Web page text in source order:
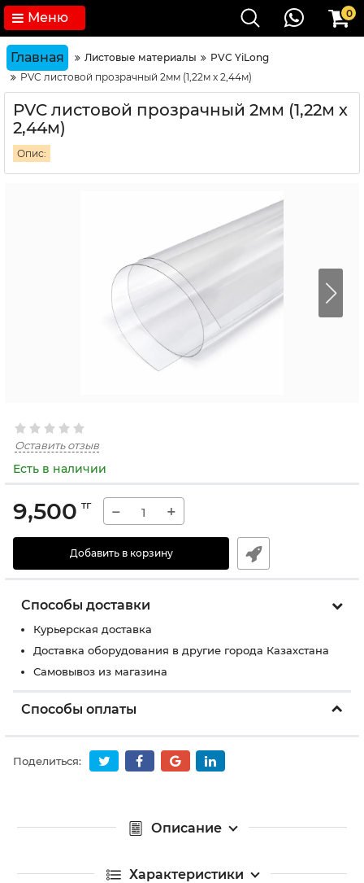
Меню 0
Главная Листовые материалы
PVC YiLong
PVC листовой прозрачный 2мм (1,22м х 2,44м)
PVC листовой прозрачный 2мм (1,22м х
2,44м)
Опис:
Оставить отзыв
Есть в наличии
9,500 тг − +
Добавить в корзину
Способы доставки
Курьерская доставка
Доставка оборудования в другие города Казахстана
Самовывоз из магазина
Способы оплаты
Поделиться:
Описание
Характеристики